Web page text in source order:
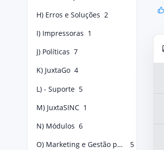
H) Erros e Soluções 2
I) Impressoras 1
J) Políticas 7
K) JuxtaGo 4
L) - Suporte 5
M) JuxtaSINC 1
N) Módulos 6
O) Marketing e Gestão para Food Service
5